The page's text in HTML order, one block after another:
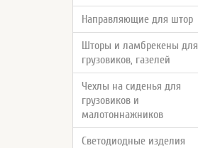
Направляющие для штор
Шторы и ламбрекены для
грузовиков, газелей
Чехлы на сиденья для
грузовиков и
малотоннажников
Светодиодные изделия